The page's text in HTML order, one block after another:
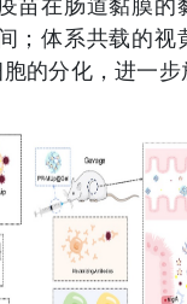
苗在肠道黏膜的
；体系共载的视
的分化，进一